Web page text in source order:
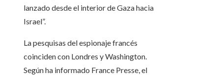
lanzado desde el interior de Gaza hacia
Israel”.
La pesquisas del espionaje francés
coinciden con Londres y Washington.
Según ha informado France Presse, el